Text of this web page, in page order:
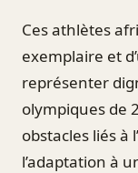
Ces athlètes
exemplaire et
représenter
olympiques de
obstacles liés à
l’adaptation à